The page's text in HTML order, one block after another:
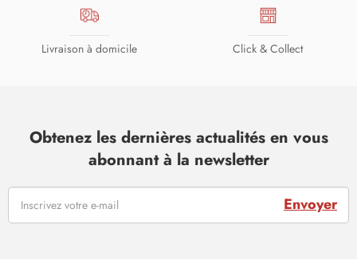
Livraison à domicile Click & Collect
Obtenez les dernières actualités en vous
abonnant à la newsletter
Envoyer